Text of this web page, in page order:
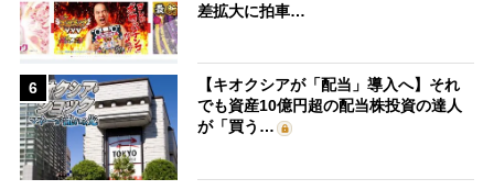
差拡大に拍車…
6
【キオクシアが「配当」導入へ】それ
でも資産10億円超の配当株投資の達人
が「買う…